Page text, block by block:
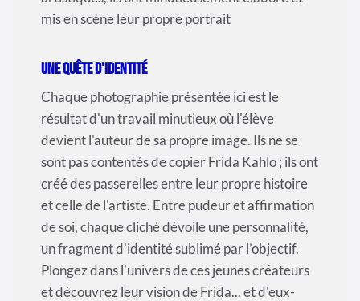
mis en scène leur propre portrait
Une quête d'identité
Chaque photographie présentée ici est le
résultat d'un travail minutieux où l'élève
devient l'auteur de sa propre image. Ils ne se
sont pas contentés de copier Frida Kahlo ; ils ont
créé des passerelles entre leur propre histoire
et celle de l'artiste. Entre pudeur et affirmation
de soi, chaque cliché dévoile une personnalité,
un fragment d'identité sublimé par l’objectif.
Plongez dans l'univers de ces jeunes créateurs
et découvrez leur vision de Frida... et d'eux-